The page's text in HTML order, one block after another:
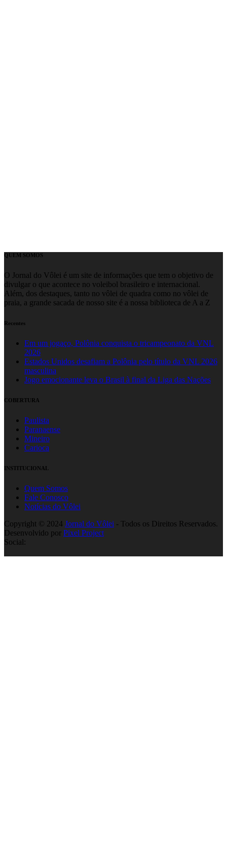
QUEM SOMOS
O Jornal do Vôlei é um site de informações que tem o objetivo de
divulgar o que acontece no voleibol brasileiro e internacional.
Além, dos destaques, tanto no vôlei de quadra como no vôlei de
praia, a grande sacada de nosso site é a nossa biblioteca de A a Z
Recentes
Em um jogaço, Polônia conquista o tricampeonato da VNL
2026
Estados Unidos desafiam a Polônia pelo título da VNL 2026
masculina
Jogo emocionante leva o Brasil à final da Liga das Nações
COBERTURA
Paulista
Paranaense
Mineiro
Carioca
INSTITUCIONAL
Quem Somos
Fale Conosco
Notícias do Vôlei
Copyright © 2024 Jornal do Vôlei - Todos os Direitos Reservados.
Desenvolvido por Pixel Project
Social: